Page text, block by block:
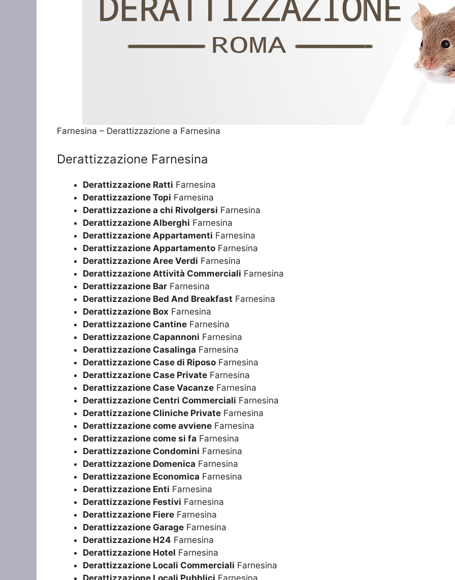
Farnesina – Derattizzazione a Farnesina
Derattizzazione Farnesina
Derattizzazione Ratti Farnesina
Derattizzazione Topi Farnesina
Derattizzazione a chi Rivolgersi Farnesina
Derattizzazione Alberghi Farnesina
Derattizzazione Appartamenti Farnesina
Derattizzazione Appartamento Farnesina
Derattizzazione Aree Verdi Farnesina
Derattizzazione Attività Commerciali Farnesina
Derattizzazione Bar Farnesina
Derattizzazione Bed And Breakfast Farnesina
Derattizzazione Box Farnesina
Derattizzazione Cantine Farnesina
Derattizzazione Capannoni Farnesina
Derattizzazione Casalinga Farnesina
Derattizzazione Case di Riposo Farnesina
Derattizzazione Case Private Farnesina
Derattizzazione Case Vacanze Farnesina
Derattizzazione Centri Commerciali Farnesina
Derattizzazione Cliniche Private Farnesina
Derattizzazione come avviene Farnesina
Derattizzazione come si fa Farnesina
Derattizzazione Condomini Farnesina
Derattizzazione Domenica Farnesina
Derattizzazione Economica Farnesina
Derattizzazione Enti Farnesina
Derattizzazione Festivi Farnesina
Derattizzazione Fiere Farnesina
Derattizzazione Garage Farnesina
Derattizzazione H24 Farnesina
Derattizzazione Hotel Farnesina
Derattizzazione Locali Commerciali Farnesina